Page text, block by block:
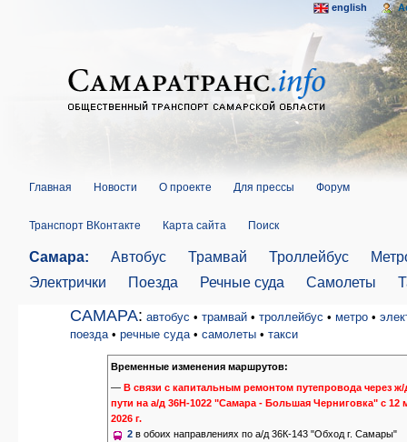
Главная Новости О проекте Для прессы Форум
Транспорт ВКонтакте Карта сайта Поиск
Самара: Автобус Трамвай Троллейбус
Электрички
Поезда Речные суда Самолеты
САМАРА: автобус • трамвай • троллейбус • метро •
поезда • речные суда • самолеты • такси
Временные изменения маршрутов:
—В связи с капитальным ремонтом путепровода через ж/
пути на а/д 36Н-1022 "Самара - Большая Черниговка" с 12
2026 г.
2 в обоих направлениях по а/д 36К-143 "Обход г. Самары"
english